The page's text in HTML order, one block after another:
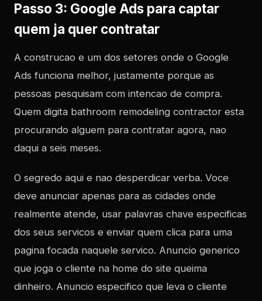
Passo 3: Google Ads para captar
quem ja quer contratar
A construcao e um dos setores onde o Google
Ads funciona melhor, justamente porque as
pessoas pesquisam com intencao de compra.
Quem digita bathroom remodeling contractor esta
procurando alguem para contratar agora, nao
daqui a seis meses.
O segredo aqui e nao desperdicar verba. Voce
deve anunciar apenas para as cidades onde
realmente atende, usar palavras chave especificas
dos seus servicos e enviar quem clica para uma
pagina focada naquele servico. Anuncio generico
que joga o cliente na home do site queima
dinheiro. Anuncio especifico que leva o cliente